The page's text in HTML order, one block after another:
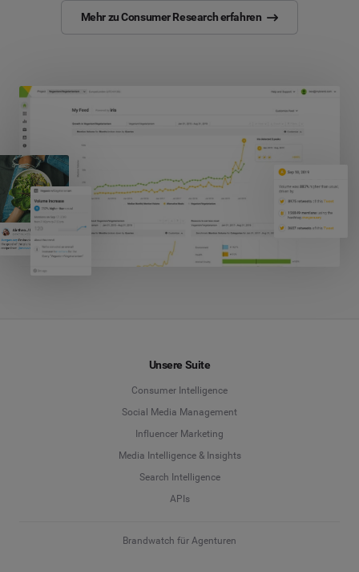
Mehr zu Consumer Research erfahren
Unsere Suite
Consumer Intelligence
Social Media Management
Influencer Marketing
Media Intelligence & Insights
Search Intelligence
APIs
Brandwatch für Agenturen